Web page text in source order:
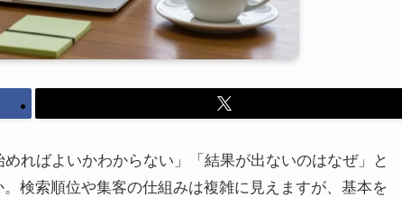
ればよいかわからない」「結果が出ないのはなぜ」と
検索順位や集客の仕組みは複雑に見えますが、基本を